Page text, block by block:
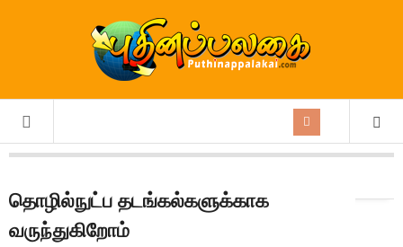
தொழில்நுட்ப தடங்கல்களுக்காக
வருந்துகிறோம்